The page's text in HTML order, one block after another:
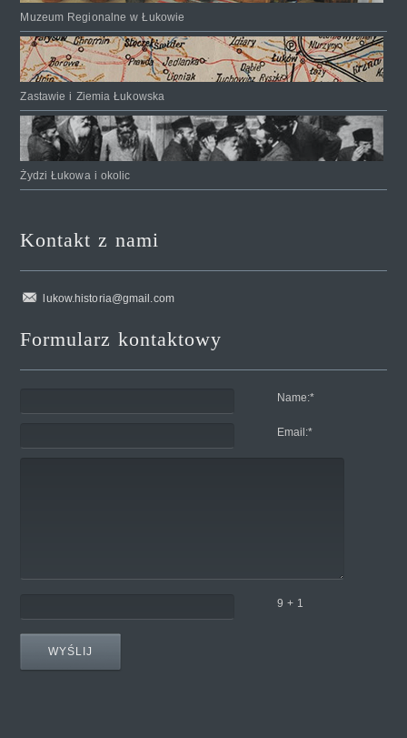
Muzeum Regionalne w Łukowie
Zastawie i Ziemia Łukowska
Żydzi Łukowa i okolic
Kontakt z nami
lukow.historia@gmail.com
Formularz kontaktowy
Name:*
Email:*
9 + 1